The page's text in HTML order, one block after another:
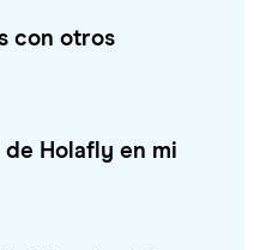
con otros
de Holafly en mi